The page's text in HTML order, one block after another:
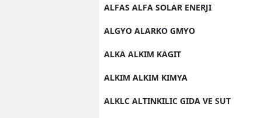
ALFAS ALFA SOLAR ENERJI
ALGYO ALARKO GMYO
ALKA ALKIM KAGIT
ALKIM ALKIM KIMYA
ALKLC ALTINKILIC GIDA VE SUT